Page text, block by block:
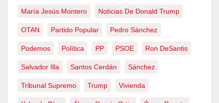
María Jesús Montero Noticias De Donald Trump
OTAN Partido Popular Pedro Sánchez
Podemos Política PP PSOE Ron DeSantis
Salvador Illa Santos Cerdán Sánchez
Tribunal Supremo Trump Vivienda